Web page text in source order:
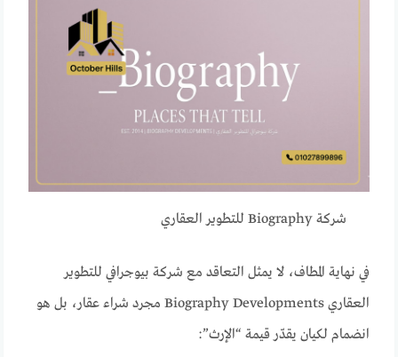
شركة Biography للتطوير العقاري
في نهاية المطاف، لا يمثل التعاقد مع شركة بيوجرافي للتطوير
العقاري Biography Developments مجرد شراء عقار، بل هو
انضمام لكيان يقدّر قيمة “الإرث”: